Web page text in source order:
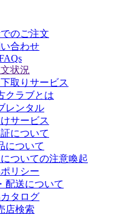
のご注文
合わせ
状況
取りサービス
クラブとは
レンタル
サービス
について
について
ついての注意喚起
リシー
配送について
タログ
店検索